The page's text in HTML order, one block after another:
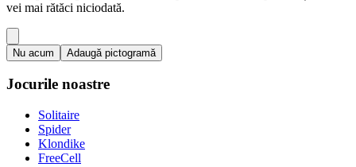
vei mai rătăci niciodată.
Nu acum Adaugă pictogramă
Jocurile noastre
Solitaire
Spider
Klondike
FreeCell